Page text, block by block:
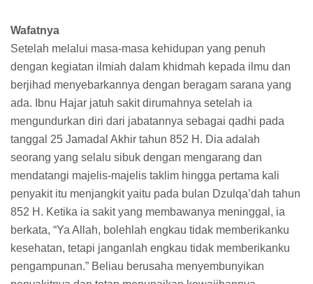
Wafatnya
Setelah melalui masa-masa kehidupan yang penuh
dengan kegiatan ilmiah dalam khidmah kepada ilmu dan
berjihad menyebarkannya dengan beragam sarana yang
ada. Ibnu Hajar jatuh sakit dirumahnya setelah ia
mengundurkan diri dari jabatannya sebagai qadhi pada
tanggal 25 Jamadal Akhir tahun 852 H. Dia adalah
seorang yang selalu sibuk dengan mengarang dan
mendatangi majelis-majelis taklim hingga pertama kali
penyakit itu menjangkit yaitu pada bulan Dzulqa’dah tahun
852 H. Ketika ia sakit yang membawanya meninggal, ia
berkata, “Ya Allah, bolehlah engkau tidak memberikanku
kesehatan, tetapi janganlah engkau tidak memberikanku
pengampunan.” Beliau berusaha menyembunyikan